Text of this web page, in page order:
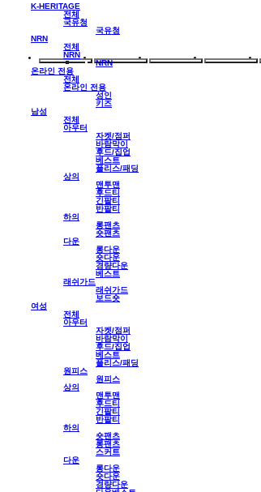
K-HERITAGE
전체
국유청
국유청
NRN
전체
NRN
NRN
온라인 전용
전체
온라인 전용
성인
키즈
남성
전체
아우터
자켓/점퍼
바람막이
후드/집업
베스트
플리스/패딩
상의
맨투맨
후드티
긴팔티
반팔티
하의
롱팬츠
숏팬츠
다운
롱다운
숏다운
경량다운
베스트
래쉬가드
래쉬가드
보드숏
여성
전체
아우터
자켓/점퍼
바람막이
후드/집업
베스트
플리스/패딩
원피스
원피스
상의
맨투맨
후드티
긴팔티
반팔티
하의
숏팬츠
롱팬츠
스커트
다운
롱다운
숏다운
경량다운